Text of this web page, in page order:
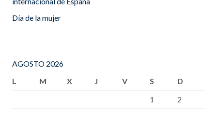
Día de la mujer
AGOSTO 2026
L
M X J V S
D
1
2